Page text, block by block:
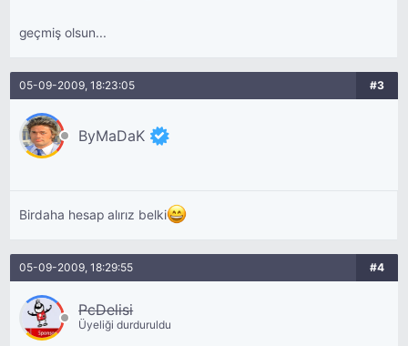
geçmiş olsun...
05-09-2009, 18:23:05 #3
ByMaDaK
Birdaha hesap alırız belki
05-09-2009, 18:29:55 #4
PcDelisi
Üyeliği durduruldu